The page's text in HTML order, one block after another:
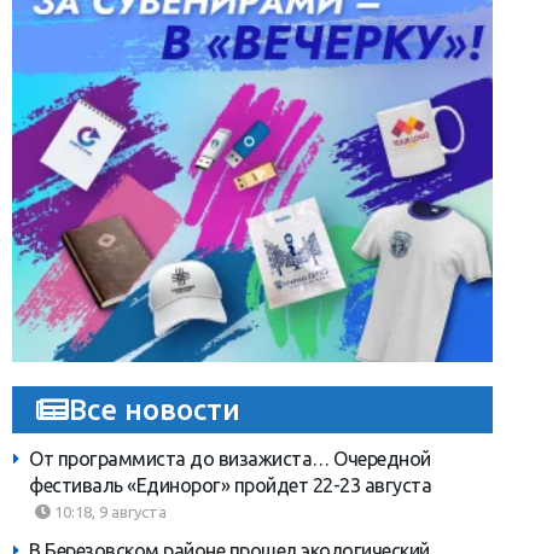
Все новости
От программиста до визажиста… Очередной
фестиваль «Единорог» пройдет 22-23 августа
10:18, 9 августа